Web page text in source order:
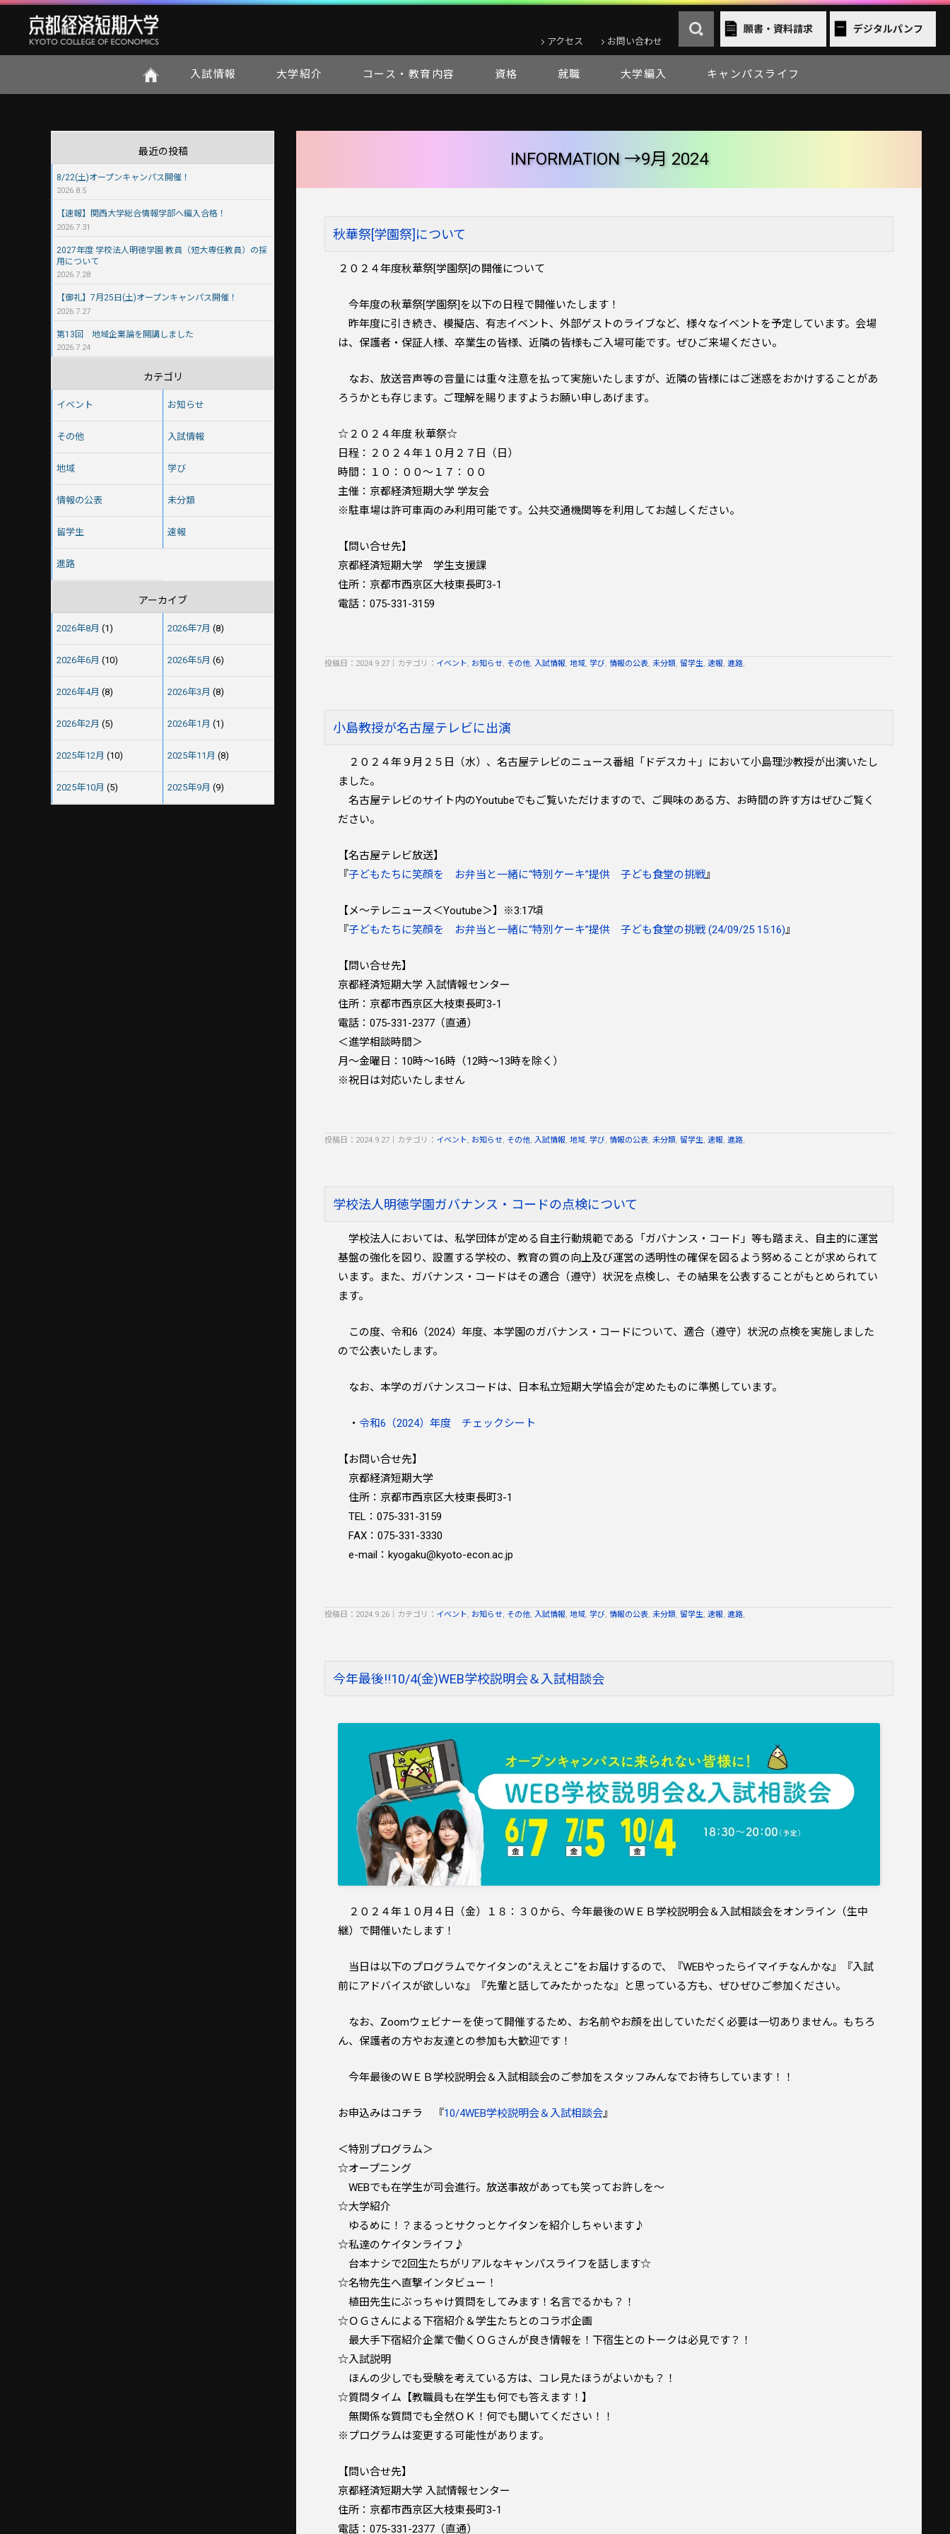
アクセス お問い合わせ
願書・資料請求 デジタルパンフ
入試情報 大学紹介 コース・教育内容 資格 就職 大学編入 キャンパスライフ
INFORMATION →9月 2024
秋華祭[学園祭]について
２０２４年度秋華祭[学園祭]の開催について
今年度の秋華祭[学園祭]を以下の日程で開催いたします！
昨年度に引き続き、模擬店、有志イベント、外部ゲストのライブなど、様々なイベントを予定しています。会場
は、保護者・保証人様、卒業生の皆様、近隣の皆様もご入場可能です。ぜひご来場ください。
なお、放送音声等の音量には重々注意を払って実施いたしますが、近隣の皆様にはご迷惑をおかけすることがあ
ろうかとも存じます。ご理解を賜りますようお願い申しあげます。
☆２０２４年度 秋華祭☆
日程：２０２４年１０月２７日（日）
時間：１０：００～１７：００
主催：京都経済短期大学 学友会
※駐車場は許可車両のみ利用可能です。公共交通機関等を利用してお越しください。
【問い合せ先】
京都経済短期大学 学生支援課
住所：京都市西京区大枝東長町3-1
電話：075-331-3159
投稿日：2024.9.27 カテゴリ： イベント, お知らせ, その他,入試情報,地域,学び,情報の公表,未分類,留学生,速報,進路,
小島教授が名古屋テレビに出演
２０２４年９月２５日（水）、名古屋テレビのニュース番組「ドデスカ＋」において小島理沙教授が出演いたし
ました。
名古屋テレビのサイト内のYoutubeでもご覧いただけますので、ご興味のある方、お時間の許す方はぜひご覧く
ださい。
【名古屋テレビ放送】
『子どもたちに笑顔を お弁当と一緒に“特別ケーキ”提供 子ども食堂の挑戦』
【メ〜テレニュース＜Youtube＞】※3:17頃
『子どもたちに笑顔を お弁当と一緒に“特別ケーキ”提供 子ども食堂の挑戦 (24/09/25 15:16)』
【問い合せ先】
京都経済短期大学 入試情報センター
住所：京都市西京区大枝東長町3-1
電話：075-331-2377（直通）
＜進学相談時間＞
月～金曜日：10時～16時（12時～13時を除く）
※祝日は対応いたしません
投稿日：2024.9.27 カテゴリ： イベント, お知らせ, その他,入試情報,地域,学び,情報の公表,未分類,留学生,速報,進路,
学校法人明徳学園ガバナンス・コードの点検について
学校法人においては、私学団体が定める自主行動規範である「ガバナンス・コード」等も踏まえ、自主的に運営
基盤の強化を図り、設置する学校の、教育の質の向上及び運営の透明性の確保を図るよう努めることが求められて
います。また、ガバナンス・コードはその適合（遵守）状況を点検し、その結果を公表することがもとめられてい
ます。
この度、令和6（2024）年度、本学園のガバナンス・コードについて、適合（遵守）状況の点検を実施しました
ので公表いたします。
なお、本学のガバナンスコードは、日本私立短期大学協会が定めたものに準拠しています。
・令和6（2024）年度 チェックシート
【お問い合せ先】
京都経済短期大学
住所：京都市西京区大枝東長町3-1
TEL：075-331-3159
FAX：075-331-3330
e-mail：kyogaku@kyoto-econ.ac.jp
投稿日：2024.9.26 カテゴリ： イベント, お知らせ, その他,入試情報,地域,学び,情報の公表,未分類,留学生,速報,進路,
今年最後!!10/4(金)WEB学校説明会＆入試相談会
２０２４年１０月４日（金）１８：３０から、今年最後のＷＥＢ学校説明会＆入試相談会をオンライン（生中
継）で開催いたします！
当日は以下のプログラムでケイタンの“ええとこ”をお届けするので、『WEBやったらイマイチなんかな』『入試
前にアドバイスが欲しいな』『先輩と話してみたかったな』と思っている方も、ぜひぜひご参加ください。
なお、Zoomウェビナーを使って開催するため、お名前やお顔を出していただく必要は一切ありません。もちろ
ん、保護者の方やお友達との参加も大歓迎です！
今年最後のＷＥＢ学校説明会＆入試相談会のご参加をスタッフみんなでお待ちしています！！
お申込みはコチラ 『10/4WEB学校説明会＆入試相談会』
＜特別プログラム＞
☆オープニング
WEBでも在学生が司会進行。放送事故があっても笑ってお許しを～
☆大学紹介
ゆるめに！？まるっとサクっとケイタンを紹介しちゃいます♪
☆私達のケイタンライフ♪
台本ナシで2回生たちがリアルなキャンパスライフを話します☆
☆名物先生へ直撃インタビュー！
植田先生にぶっちゃけ質問をしてみます！名言でるかも？！
☆ＯＧさんによる下宿紹介＆学生たちとのコラボ企画
最大手下宿紹介企業で働くＯＧさんが良き情報を！下宿生とのトークは必見です？！
☆入試説明
ほんの少しでも受験を考えている方は、コレ見たほうがよいかも？！
☆質問タイム【教職員も在学生も何でも答えます！】
無関係な質問でも全然ＯＫ！何でも聞いてください！！
※プログラムは変更する可能性があります。
【問い合せ先】
京都経済短期大学 入試情報センター
住所：京都市西京区大枝東長町3-1
電話：075-331-2377（直通）
最近の投稿
8/22(土)オープンキャンパス開催！
2026.8.5
【速報】関西大学総合情報学部へ編入合格！
2026.7.31
2027年度 学校法人明徳学園 教員（短大専任教員）の採
用について
2026.7.28
【御礼】7月25日(土)オープンキャンパス開催！
2026.7.27
第13回 地域企業論を開講しました
2026.7.24
カテゴリ
イベント お知らせ
その他 入試情報
地域 学び
情報の公表 未分類
留学生 速報
進路
アーカイブ
2026年8月 (1) 2026年7月 (8)
2026年6月 (10) 2026年5月 (6)
2026年4月 (8) 2026年3月 (8)
2026年2月 (5) 2026年1月 (1)
2025年12月 (10) 2025年11月 (8)
2025年10月 (5) 2025年9月 (9)